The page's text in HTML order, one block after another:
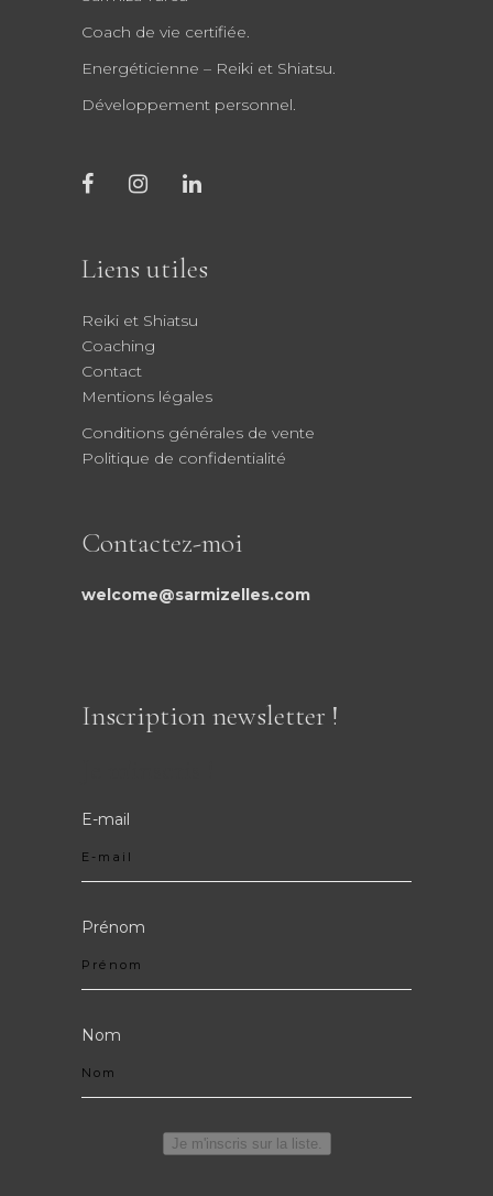
Coach de vie certifiée.
Energéticienne – Reiki et Shiatsu.
Développement personnel.
Liens utiles
Reiki et Shiatsu
Coaching
Contact
Mentions légales
Conditions générales de vente
Politique de confidentialité
Contactez-moi
welcome@sarmizelles.com
Inscription newsletter !
E-mail
Prénom
Nom
Je m'inscris sur la liste.